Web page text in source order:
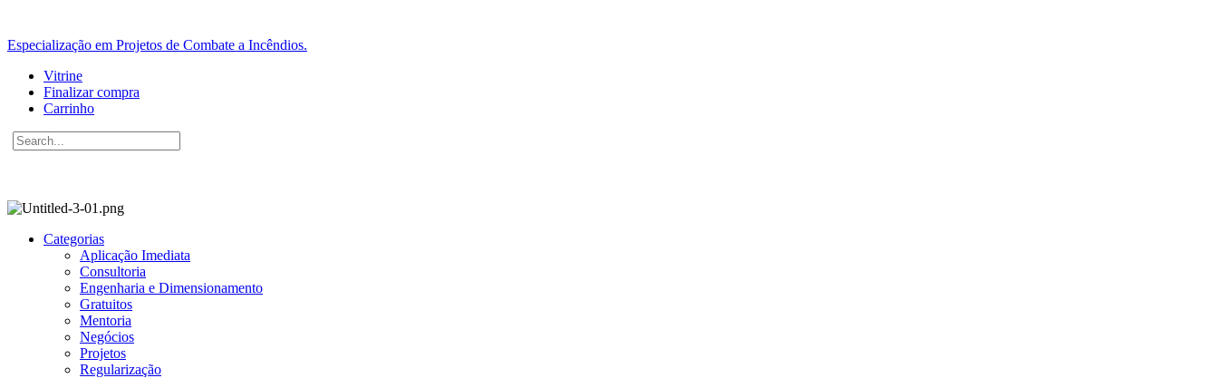
Especialização em Projetos de Combate a Incêndios.
Vitrine
Finalizar compra
Carrinho
Search
for:
Categorias
Aplicação Imediata
Consultoria
Engenharia e Dimensionamento
Gratuitos
Mentoria
Negócios
Projetos
Regularização